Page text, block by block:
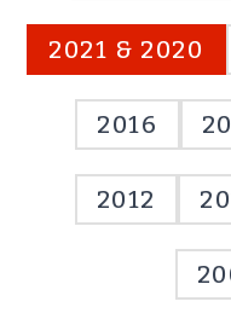
2021 & 2020
2016
2012